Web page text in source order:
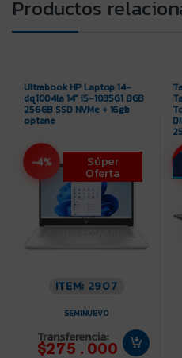
Productos
Ultrabook HP Laptop 14-
dq1004la 14″ i5-1035G1 8GB
256GB SSD NVMe + 16gb
optane
-4% Súper
Oferta
ITEM: 2907
SEMINUEVO
Transferencia:
$275.000